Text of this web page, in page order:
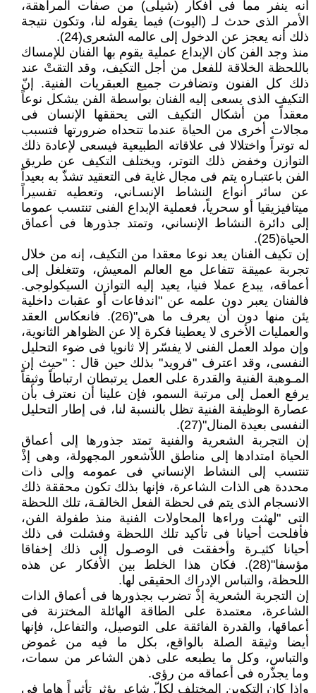
أنه ينفر مما فى أفكار (شيلى) من صفات المراهقة،
الأمر الذى حدث لـ (اليوت) فيما يقوله لنا، وتكون نتيجة
ذلك أنه يعجز عن الدخول إلى عالمه الشعرى(24).
منذ وجد الفن كان الإبداع عملية يقوم بها الفنان للإمساك
باللحظة الخلاقة للفعل من أجل التكيف، وقد التقتْ عند
ذلك كل الفنون وتضافرت جميع العبقريات الفنية. إنّ
التكيف الذى يسعى إليه الفنان بواسطة الفن يشكل نوعاً
معقداً من أشكال التكيف التى يحققها الإنسان فى
مجالات أخرى من الحياة عندما تتحداه ضرورتها فتسبب
له توتراً واختلالا فى علاقاته الطبيعية فيسعى لإعادة ذلك
التوازن وخفض ذلك التوتر، ويختلف التكيف عن طريق
الفن باعتبـاره يتم فى مجال غاية فى التعقيد تشذّ به بعيداً
عن سائر أنواع النشاط الإنسـاني، وتعطيه تفسيراً
ميتافيزيقيا أو سحرياً، فعملية الإبداع الفنى تنتسب عموما
إلى دائرة النشاط الإنساني، وتمتد جذورها فى أعماق
الحياة(25).
إن تكيف الفنان يعد نوعا معقدا من التكيف، إنه من خلال
تجربة عميقة تتفاعل مع العالم المعيش، وتتغلغل إلى
أعماقه، يبدع عملا فنيا، يعيد إليه التوازن السيكولوجى.
فالفنان يعبر دون علمه عن "اندفاعات أو عقبات داخلية
يئن منها دون أن يعرف ما هى"(26). فانعكاس العقد
والعمليات الأخرى لا يعطينا فكرة إلا عن الظواهر الثانوية،
وإن مولد العمل الفنى لا يفسّر إلا ثانويا فى ضوء التحليل
النفسى، وقد اعترف "فرويد" بذلك حين قال : "حيث إن
المـوهبة الفنية والقدرة على العمل يرتبطان ارتباطاً وثيقاً
يرفع العمل إلى مرتبة السمو، فإن علينا أن نعترف بأن
عصارة الوظيفة الفنية تظل بالنسبة لنا، فى إطار التحليل
النفسى بعيدة المنال"(27).
إن التجربة الشعرية والفنية تمتد جذورها إلى أعماق
الحياة امتدادها إلى مناطق اللاّشعور المجهولة، وهى إذْ
تنتسب إلى النشاط الإنساني فى عمومه وإلى ذات
محددة هى الذات الشاعرة، فإنها بذلك تكون محققة ذلك
الانسجام الذى يتم فى لحظة الفعل الخالقـة، تلك اللحظة
التى "لهثت وراءها المحاولات الفنية منذ طفولة الفن،
فأفلحت أحيانا فى تأكيد تلك اللحظة وفشلت فى ذلك
أحيانا كثيـرة وأخفقت فى الوصـول إلى ذلك إخفاقا
مؤسفا"(28). فكان هذا الخلط بين الأفكار عن هذه
اللحظة، والتباس الإدراك الحقيقى لها.
إن التجربة الشعرية إذْ تضرب بجذورها فى أعماق الذات
الشاعرة، معتمدة على الطاقة الهائلة المختزنة فى
أعماقها، والقدرة الفائقة على التوصيل، والتفاعل، فإنها
أيضا وثيقة الصلة بالواقع، بكل ما فيه من غموض
والتباس، وكل ما يطبعه على ذهن الشاعر من سمات،
وما يجذّره فى أعماقه من رؤى.
واذا كان التكوين المختلف لكلّ شاعر يؤثر تأثيراً هاما فى